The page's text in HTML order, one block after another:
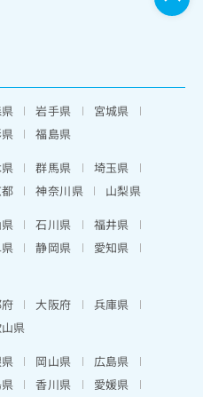
岩手県
宮城県
福島県
群馬県
埼玉県
神奈川県
山梨県
石川県
福井県
静岡県
愛知県
大阪府
兵庫県
県
岡山県
広島県
香川県
愛媛県